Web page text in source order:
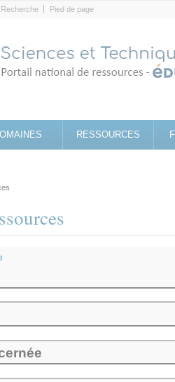
Recherche Pied de page
RESSOURCES